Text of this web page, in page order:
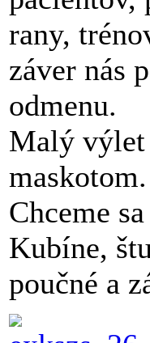
rany,
záver nás
odmenu.
Malý výlet
maskotom.
Chceme
Kubíne,
poučné a